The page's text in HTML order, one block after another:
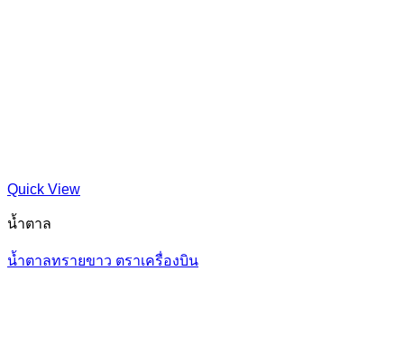
Quick View
น้ำตาล
น้ำตาลทรายขาว ตราเครื่องบิน